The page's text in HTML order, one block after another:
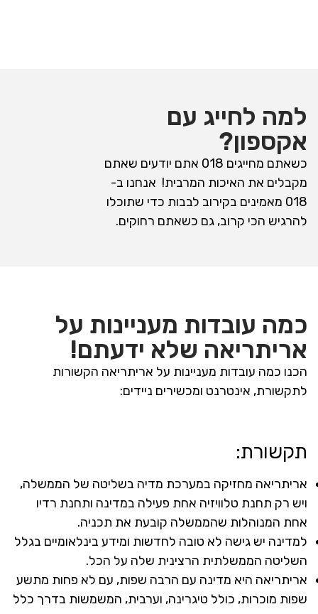
למה לחייג עם
אקספון?
כשאתם מחייגים 018 אתם יודעים שאתם
מקבלים את האיכות המרבית! אנחנו ב-
018 מאמינים בקירוב לבבות כדי שתוכלו
להרגיש הכי קרוב, גם כשאתם רחוקים.
כמה עובדות מעניינות על
אריתריאה שלא ידעתם!
הכנו כמה עובדות מעניינות על אריתריאה הקשורות
לתקשורת, אינטרנט ומכשירים ניידים:
תקשורת:
אריתריאה מחזיקה במערכת מדיה בשליטה של הממשלה,
ויש רק תחנת טלוויזיה אחת פעילה במדינה ותחנת רדיו
אחת המנוהלות שהממשלה קובעת את תכניה.
למדינה יש גישה לא טובה לחדשות ומידע בינלאומיים בגלל
השליטה הממשלתית הרצינית שלה על הכל.
אריתריאה היא מדינה עם הרבה שפות, עם לא פחות מתשע
שפות מוכרות, כולל טיגרינה, וערבית, המשמשות בדרך כלל